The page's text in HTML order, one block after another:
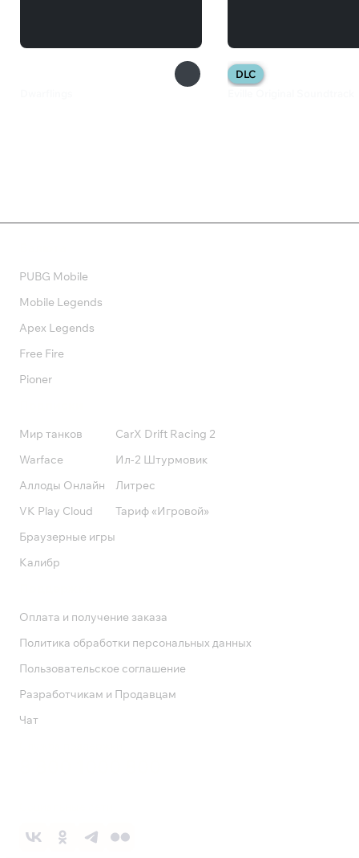
DLC
PUBG Mobile
Mobile Legends
Apex Legends
Free Fire
Pioner
Мир танков
Warface
Аллоды Онлайн
VK Play Cloud
Браузерные игры
Калибр
CarX Drift Racing 2
Ил-2 Штурмовик
Литрес
Тариф «Игровой»
Оплата и получение заказа
Политика обработки персональных данных
Пользовательское соглашение
Разработчикам и Продавцам
Чат